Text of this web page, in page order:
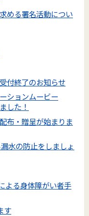
める署名活動につい
付終了のお知らせ
ションムービー
した！
布・贈呈が始まりま
水の防止をしましょ
よる身体障がい者手
す